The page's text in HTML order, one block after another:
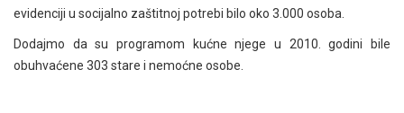
evidenciji u socijalno zaštitnoj potrebi bilo oko 3.000 osoba.
Dodajmo da su programom kućne njege u 2010. godini bile
obuhvaćene 303 stare i nemoćne osobe.